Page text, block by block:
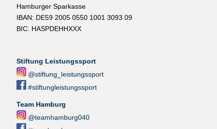
Hamburger Sparkasse
IBAN: DE59 2005 0550 1001 3093 09
BIC: HASPDEHHXXX
Stiftung Leistungssport
@stiftung_leistungssport
#stiftungleistungssport
Team Hamburg
@teamhamburg040